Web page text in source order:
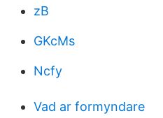
zB
GKcMs
Ncfy
Vad ar formyndare